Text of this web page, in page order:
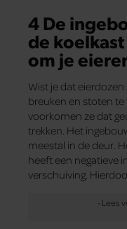
4 De
de
om je
Wist je dat
breuken en stoten
voorkomen ze dat
trekken. Het
meestal in de deur.
heeft een negatieve
verschuiving.